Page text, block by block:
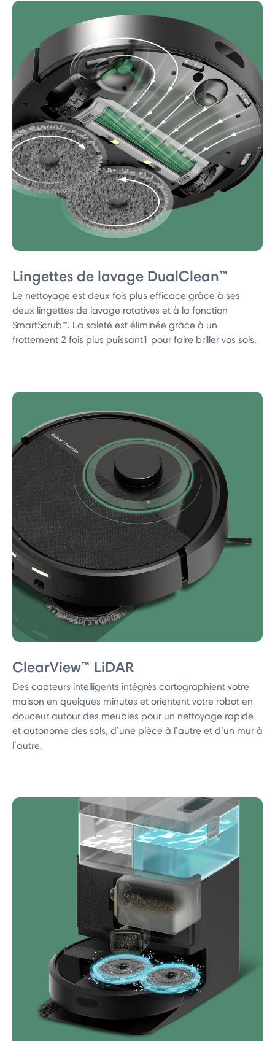
Lingettes de lavage DualClean™
Le nettoyage est deux fois plus efficace grâce à ses
deux lingettes de lavage rotatives et à la fonction
SmartScrub™. La saleté est éliminée grâce à un
frottement 2 fois plus puissant1 pour faire briller vos sols.
ClearView™ LiDAR
Des capteurs intelligents intégrés cartographient votre
maison en quelques minutes et orientent votre robot en
douceur autour des meubles pour un nettoyage rapide
et autonome des sols, d’une pièce à l’autre et d’un mur à
l’autre.